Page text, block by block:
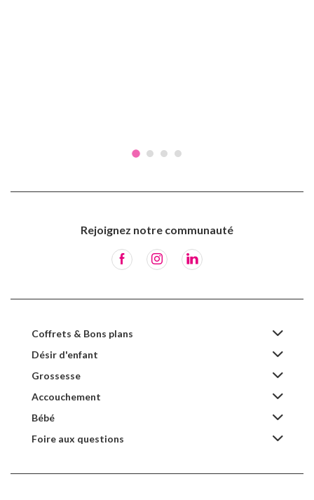
Rejoignez notre communauté
Coffrets & Bons plans
Désir d'enfant
Grossesse
Accouchement
Bébé
Foire aux questions